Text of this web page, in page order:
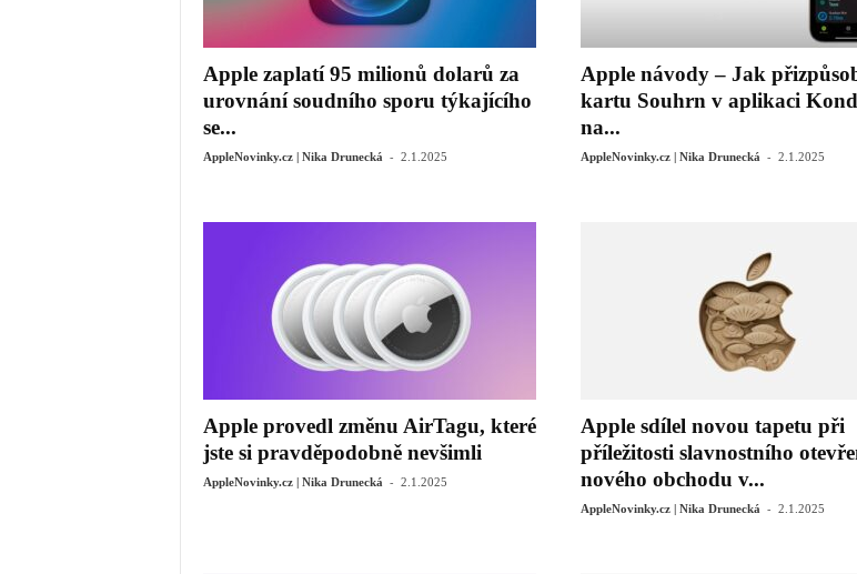
Apple zaplatí 95 milionů dolarů za
urovnání soudního sporu týkajícího
se...
AppleNovinky.cz | Nika Drunecká - 2.1.2025
Apple návody – Jak
kartu Souhrn v aplikaci
na...
AppleNovinky.cz | Nika Drunecká - 2.1.2025
Apple provedl změnu AirTagu, které
jste si pravděpodobně nevšimli
AppleNovinky.cz | Nika Drunecká - 2.1.2025
Apple sdílel novou tapetu při
příležitosti slavnostního
nového obchodu v...
AppleNovinky.cz | Nika Drunecká - 2.1.2025